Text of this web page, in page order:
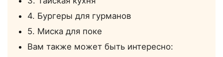
4. Бургеры для гурманов
5. Миска для поке
Вам также может быть интересно: